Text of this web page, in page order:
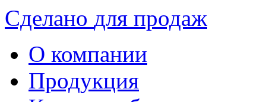
Сделано для продаж
О компании
Продукция